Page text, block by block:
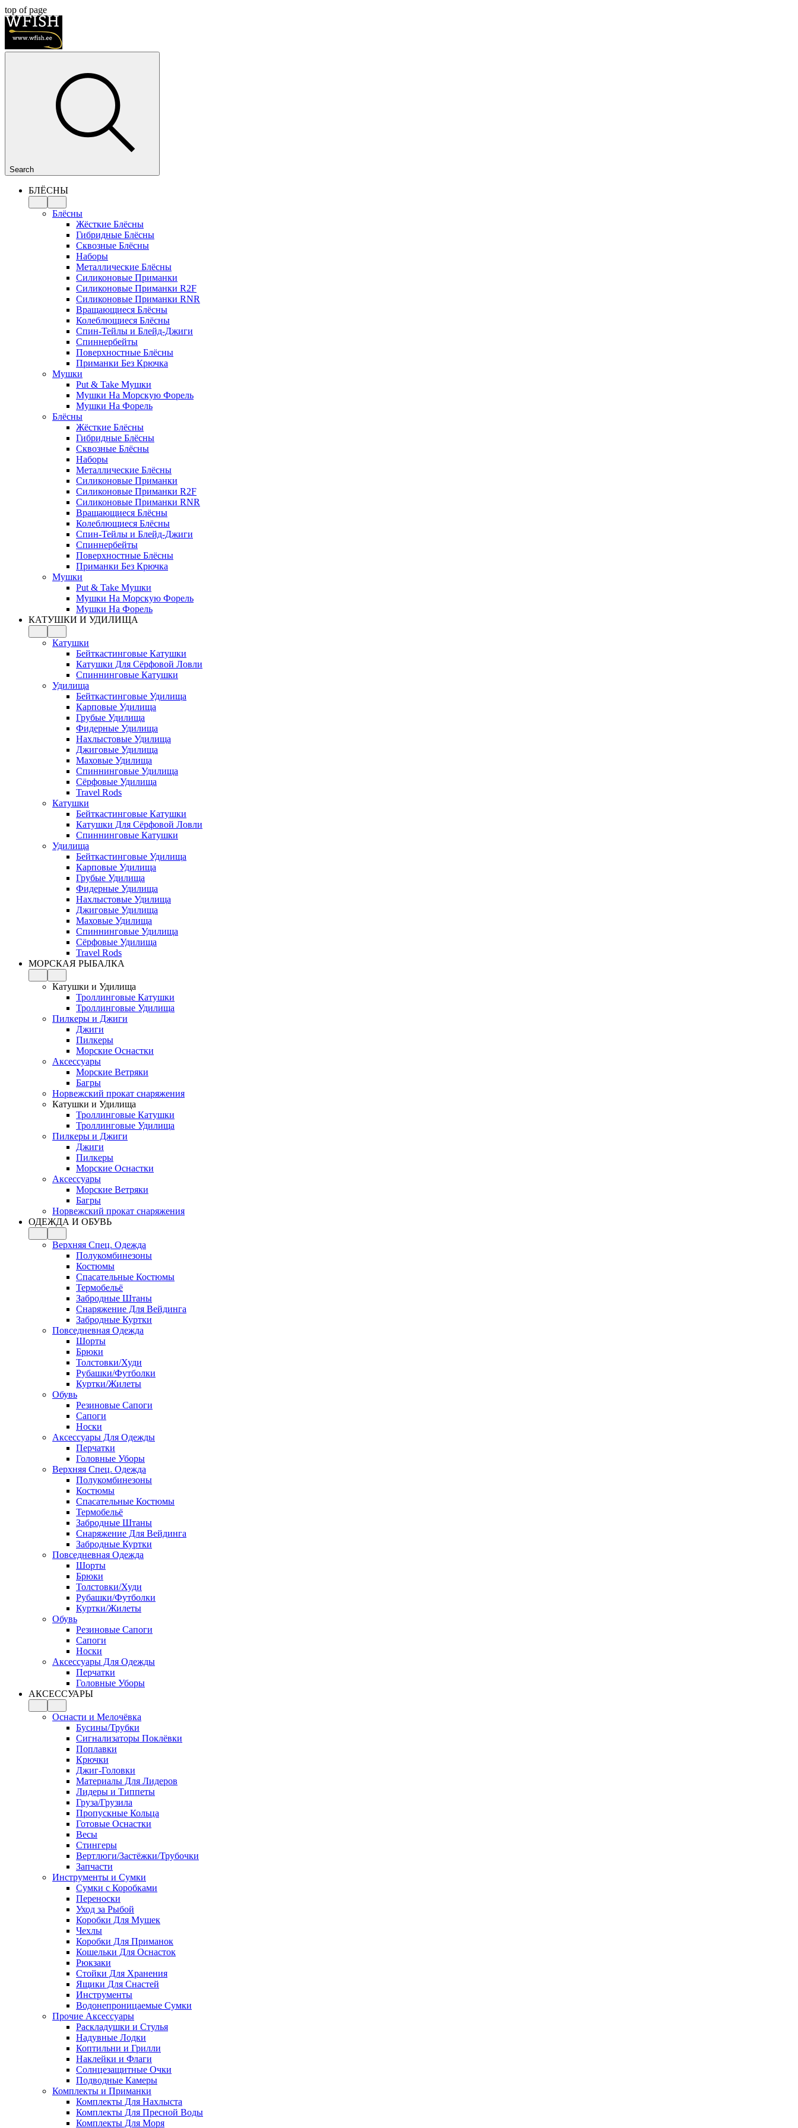
top of page
Search
БЛЁСНЫ
Блёсны
Жёсткие Блёсны
Гибридные Блёсны
Сквозные Блёсны
Наборы
Металлические Блёсны
Силиконовые Приманки
Силиконовые Приманки R2F
Силиконовые Приманки RNR
Вращающиеся Блёсны
Колеблющиеся Блёсны
Спин-Тейлы и Блейд-Джиги
Спиннербейты
Поверхностные Блёсны
Приманки Без Крючка
Мушки
Put & Take Мушки
Мушки На Морскую Форель
Мушки На Форель
Блёсны
Жёсткие Блёсны
Гибридные Блёсны
Сквозные Блёсны
Наборы
Металлические Блёсны
Силиконовые Приманки
Силиконовые Приманки R2F
Силиконовые Приманки RNR
Вращающиеся Блёсны
Колеблющиеся Блёсны
Спин-Тейлы и Блейд-Джиги
Спиннербейты
Поверхностные Блёсны
Приманки Без Крючка
Мушки
Put & Take Мушки
Мушки На Морскую Форель
Мушки На Форель
КАТУШКИ И УДИЛИЩА
Катушки
Бейткастинговые Катушки
Катушки Для Сёрфовой Ловли
Спиннинговые Катушки
Удилища
Бейткастинговые Удилища
Карповые Удилища
Грубые Удилища
Фидерные Удилища
Нахлыстовые Удилища
Джиговые Удилища
Маховые Удилища
Спиннинговые Удилища
Сёрфовые Удилища
Travel Rods
Катушки
Бейткастинговые Катушки
Катушки Для Сёрфовой Ловли
Спиннинговые Катушки
Удилища
Бейткастинговые Удилища
Карповые Удилища
Грубые Удилища
Фидерные Удилища
Нахлыстовые Удилища
Джиговые Удилища
Маховые Удилища
Спиннинговые Удилища
Сёрфовые Удилища
Travel Rods
МОРСКАЯ РЫБАЛКА
Катушки и Удилища
Троллинговые Катушки
Троллинговые Удилища
Пилкеры и Джиги
Джиги
Пилкеры
Морские Оснастки
Аксессуары
Морские Ветряки
Багры
Норвежский прокат снаряжения
Катушки и Удилища
Троллинговые Катушки
Троллинговые Удилища
Пилкеры и Джиги
Джиги
Пилкеры
Морские Оснастки
Аксессуары
Морские Ветряки
Багры
Норвежский прокат снаряжения
ОДЕЖДА И ОБУВЬ
Верхняя Спец. Одежда
Полукомбинезоны
Костюмы
Спасательные Костюмы
Термобельё
Забродные Штаны
Снаряжение Для Вейдинга
Забродные Куртки
Повседневная Одежда
Шорты
Брюки
Толстовки/Худи
Рубашки/Футболки
Куртки/Жилеты
Обувь
Резиновые Сапоги
Сапоги
Носки
Аксессуары Для Одежды
Перчатки
Головные Уборы
Верхняя Спец. Одежда
Полукомбинезоны
Костюмы
Спасательные Костюмы
Термобельё
Забродные Штаны
Снаряжение Для Вейдинга
Забродные Куртки
Повседневная Одежда
Шорты
Брюки
Толстовки/Худи
Рубашки/Футболки
Куртки/Жилеты
Обувь
Резиновые Сапоги
Сапоги
Носки
Аксессуары Для Одежды
Перчатки
Головные Уборы
АКСЕССУАРЫ
Оснасти и Мелочёвка
Бусины/Трубки
Сигнализаторы Поклёвки
Поплавки
Крючки
Джиг-Головки
Материалы Для Лидеров
Лидеры и Типпеты
Груза/Грузила
Пропускные Кольца
Готовые Оснастки
Весы
Стингеры
Вертлюги/Застёжки/Трубочки
Запчасти
Инструменты и Сумки
Сумки с Коробками
Переноски
Уход за Рыбой
Коробки Для Мушек
Чехлы
Коробки Для Приманок
Кошельки Для Оснасток
Рюкзаки
Стойки Для Хранения
Ящики Для Снастей
Инструменты
Водонепроницаемые Сумки
Прочие Аксессуары
Раскладушки и Стулья
Надувные Лодки
Коптильни и Грилли
Наклейки и Флаги
Солнцезащитные Очки
Подводные Камеры
Комплекты и Приманки
Комплекты Для Нахлыста
Комплекты Для Пресной Воды
Комплекты Для Моря